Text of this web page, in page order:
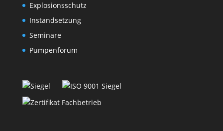
Explosionsschutz
Instandsetzung
Seminare
Pumpenforum